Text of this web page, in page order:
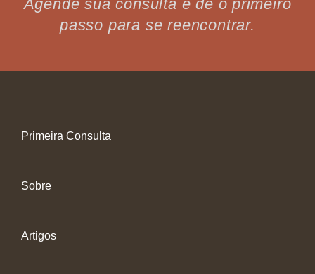
Agende sua consulta e dê o primeiro
passo para se reencontrar.
Primeira Consulta
Sobre
Artigos